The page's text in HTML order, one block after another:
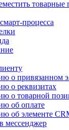
товарные
процесса
о привязанном
о реквизитах
о товарной
об оплате
об элементе
мессенджер